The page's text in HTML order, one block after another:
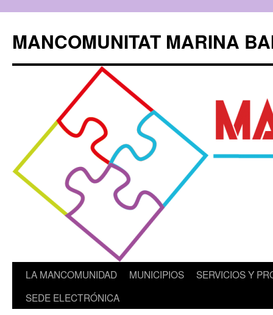
contenido
MANCOMUNITAT MARINA
LA MANCOMUNIDAD MUNICIPIOS
SERVICIOS Y
SEDE ELECTRÓNICA